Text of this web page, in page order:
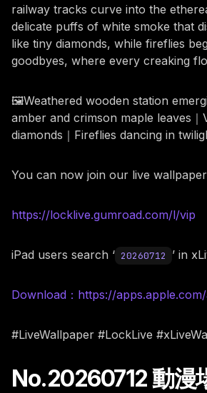
railway tracks curve into the
delicate puffs of white smoke that
like tiny diamonds, while fireflies
goodbyes, where every creaking
🖼️Weathered wooden station
amber and crimson maple leaves
diamonds｜Fireflies dancing in
You can now join our live
https://locklive.gumroad.com/l/vip
iPad users search ‘ 20260712 ’ in
Download：https://
#LiveWallpaper #LockLive
No.20260712 動漫